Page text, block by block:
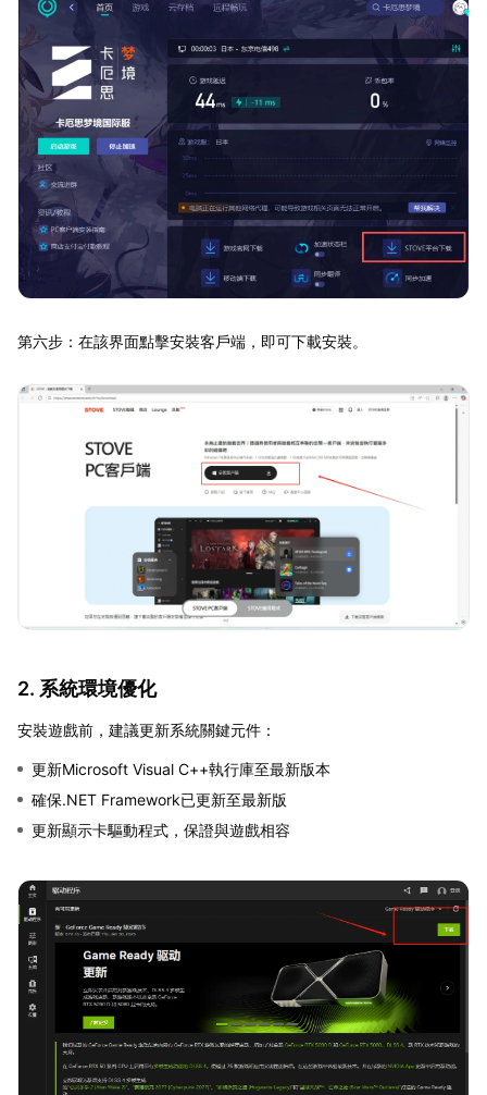
第六步：在該界面點擊安裝客戶端，即可下載安裝。
2. 系統環境優化
安裝遊戲前，建議更新系統關鍵元件：
更新Microsoft Visual C++執行庫至最新版本
確保.NET Framework已更新至最新版
更新顯示卡驅動程式，保證與遊戲相容